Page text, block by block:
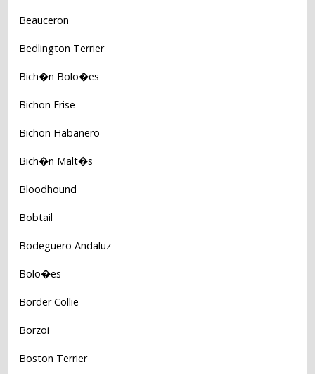
Beauceron
Bedlington Terrier
Bich�n Bolo�es
Bichon Frise
Bichon Habanero
Bich�n Malt�s
Bloodhound
Bobtail
Bodeguero Andaluz
Bolo�es
Border Collie
Borzoi
Boston Terrier